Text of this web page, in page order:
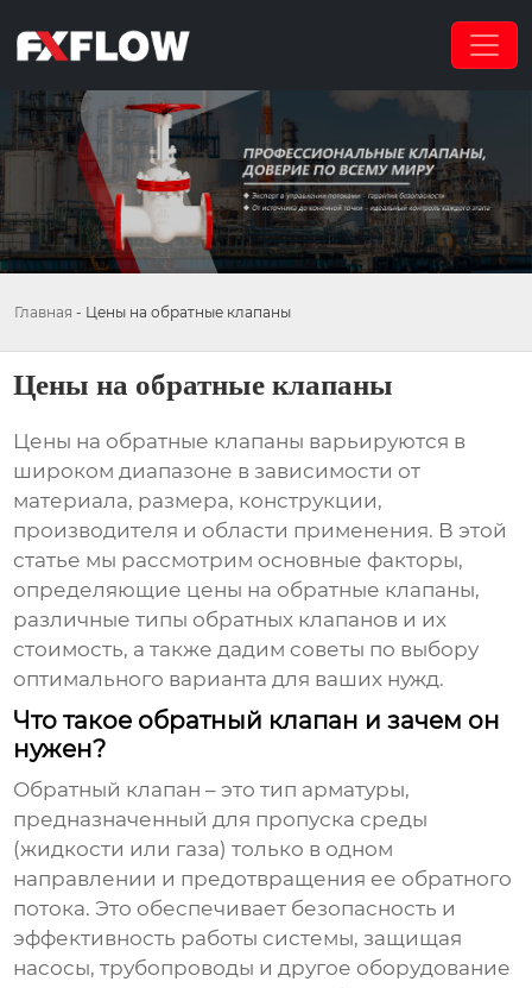
Главная - Цены на обратные клапаны
Цены на обратные клапаны
Цены на обратные клапаны варьируются в
широком диапазоне в зависимости от
материала, размера, конструкции,
производителя и области применения. В этой
статье мы рассмотрим основные факторы,
определяющие цены на обратные клапаны,
различные типы обратных клапанов и их
стоимость, а также дадим советы по выбору
оптимального варианта для ваших нужд.
Что такое обратный клапан и зачем он
нужен?
Обратный клапан – это тип арматуры,
предназначенный для пропуска среды
(жидкости или газа) только в одном
направлении и предотвращения ее обратного
потока. Это обеспечивает безопасность и
эффективность работы системы, защищая
насосы, трубопроводы и другое оборудование